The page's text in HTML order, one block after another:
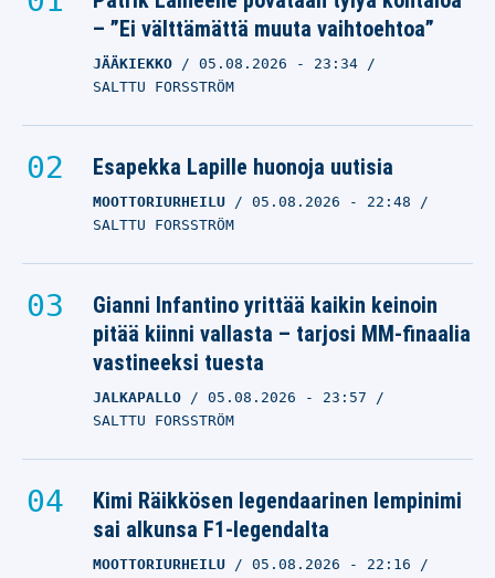
– ”Ei välttämättä muuta vaihtoehtoa”
JÄÄKIEKKO 05.08.2026 - 23:34
SALTTU FORSSTRÖM
Esapekka Lapille huonoja uutisia
MOOTTORIURHEILU 05.08.2026 - 22:48
SALTTU FORSSTRÖM
Gianni Infantino yrittää kaikin keinoin
pitää kiinni vallasta – tarjosi MM-finaalia
vastineeksi tuesta
JALKAPALLO 05.08.2026 - 23:57
SALTTU FORSSTRÖM
Kimi Räikkösen legendaarinen lempinimi
sai alkunsa F1-legendalta
MOOTTORIURHEILU 05.08.2026 - 22:16